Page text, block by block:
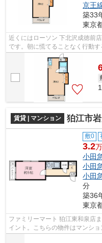
京王
築33
東京
近くにはローソン 下北沢成徳前
です。朝に慌てることなく行動
がでしょうか。こちらの物件はア
賃貸 | マンション 狛江市
敷0
3.2
小田
小田
小田
分
築36
東京
ファミリーマート 狛江東和泉店
イント。こちらの物件はマンシ